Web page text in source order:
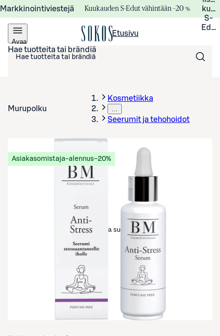
Markkinointiviestejä Kuukauden S-Edut vähintään –20 %
S-
Avaa
valikko
Etusivu
Hae tuotteita tai brändiä
Murupolku
Kosmetiikka
…
Seerumit ja tehohoidot
Avaa tuotekuva suurennettuna
Asiakasomistaja-alennus−20%